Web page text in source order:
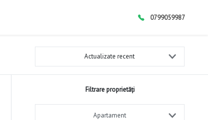
0799059987
Actualizate recent
Filtrare proprietăți
Apartament